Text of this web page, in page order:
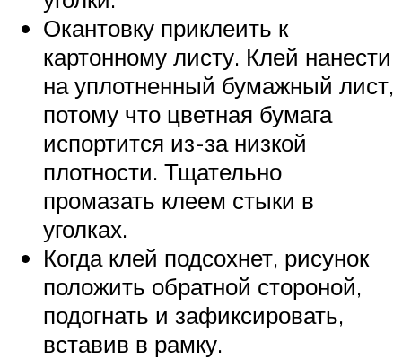
Окантовку приклеить к
картонному листу. Клей нанести
на уплотненный бумажный лист,
потому что цветная бумага
испортится из-за низкой
плотности. Тщательно
промазать клеем стыки в
уголках.
Когда клей подсохнет, рисунок
положить обратной стороной,
подогнать и зафиксировать,
вставив в рамку.